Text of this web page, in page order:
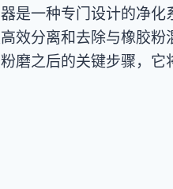
是一种专门设计的净化
效分离和去除与橡胶粉
磨之后的关键步骤，它